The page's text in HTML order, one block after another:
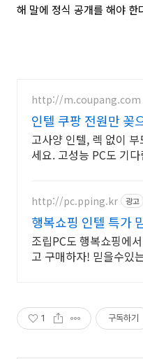
해 말에 정식 공개를 해야 한
http://m.coupang.com
인텔 쿠팡 전원만 꽂
고사양 인텔, 렉 없이
세요. 고성능 PC도 기
http://pc.pping.kr 광고
행복쇼핑 인텔 특가
100% 매매보호
조립PC도 행복쇼핑에
고 구매하자! 믿을수있
1 구독하기